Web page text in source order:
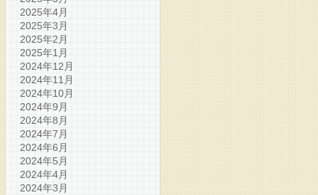
2025年4月
2025年3月
2025年2月
2025年1月
2024年12月
2024年11月
2024年10月
2024年9月
2024年8月
2024年7月
2024年6月
2024年5月
2024年4月
2024年3月